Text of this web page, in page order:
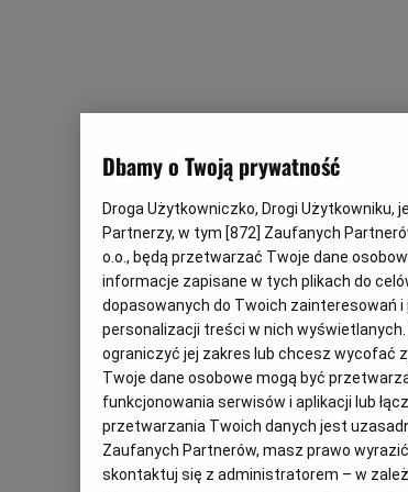
Dbamy o Twoją prywatność
Droga Użytkowniczko, Drogi Użytkowniku,
Partnerzy, w tym [872] Zaufanych
o.o., będą przetwarzać Twoje dane
informacje zapisane w tych plikach do
dopasowanych do Twoich zainteresowań
personalizacji treści w nich
ograniczyć jej zakres lub chcesz wycofać
Twoje dane osobowe mogą być
funkcjonowania serwisów i aplikacji lub
przetwarzania Twoich danych jest
Zaufanych Partnerów, masz prawo
skontaktuj się z administratorem – w